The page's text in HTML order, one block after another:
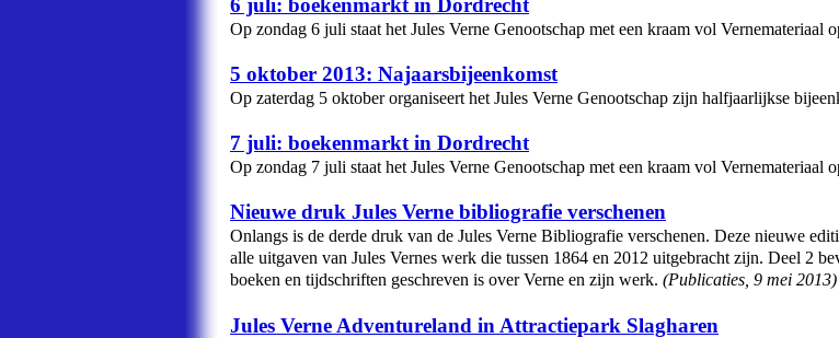
6 juli: boekenmarkt in Dordrecht
Op zondag 6 juli staat het Jules Verne Genootschap met een kraam vol Vernemateriaal
5 oktober 2013: Najaarsbijeenkomst
Op zaterdag 5 oktober organiseert het Jules Verne Genootschap zijn halfjaarlijkse
7 juli: boekenmarkt in Dordrecht
Op zondag 7 juli staat het Jules Verne Genootschap met een kraam vol Vernemateriaal
Nieuwe druk Jules Verne bibliografie verschenen
Onlangs is de derde druk van de Jules Verne Bibliografie verschenen. Deze nieuwe
alle uitgaven van Jules Vernes werk die tussen 1864 en 2012 uitgebracht zijn. Deel 2
boeken en tijdschriften geschreven is over Verne en zijn werk. (Publicaties, 9 mei 2013)
Jules Verne Adventureland in Attractiepark Slagharen